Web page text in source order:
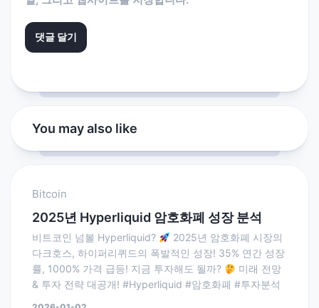
You may also like
Bitcoin
2025년 Hyperliquid 암호화폐 성장 분석
비트코인 넘볼 Hyperliquid?
2025년 암호화폐 시장의
다크호스, 하이퍼리퀴드의 폭발적인 성장! 35% 연간 성장
률, 1000% 가격 급등! 지금 투자해도 될까?
미래 전망
& 투자 전략 대공개! #Hyperliquid #암호화폐 #투자분석